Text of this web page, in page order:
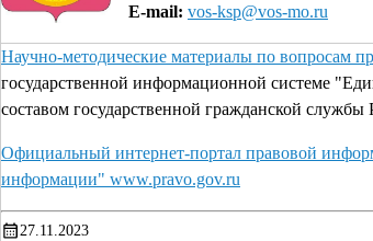
E-mail: vos-ksp@vos-mo.ru
Научно-методические материалы по вопросам
государственной информационной системе
составом государственной гражданской
Официальный интернет-портал правовой
информации" www.pravo.gov.ru
27.11.2023